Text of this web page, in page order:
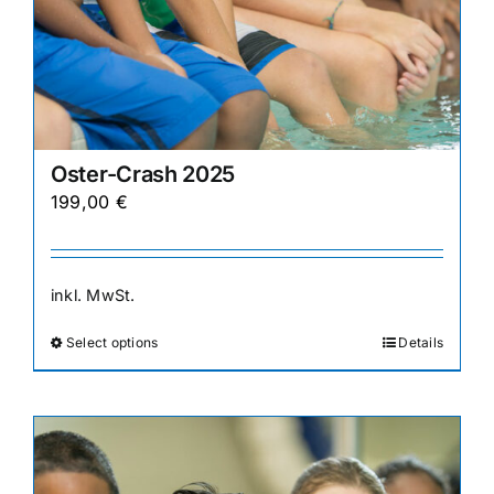
Oster-Crash 2025
199,00 €
inkl. MwSt.
Select optionsDieses
Produkt
Details